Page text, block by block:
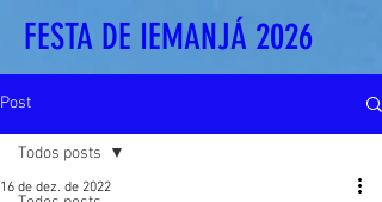
FESTA DE IEMANJÁ 2026
Post
Todos posts
16 de dez. de 2022